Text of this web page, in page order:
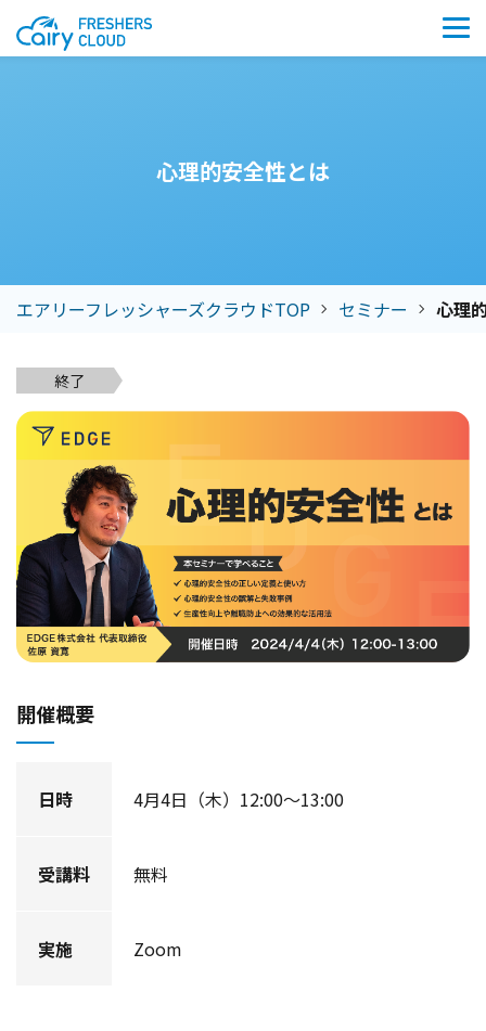
心理的安全性とは
エアリーフレッシャーズクラウドTOP セミナー 心理
開催概要
日時 4月4日（木）12:00～13:00
受講料 無料
実施 Zoom